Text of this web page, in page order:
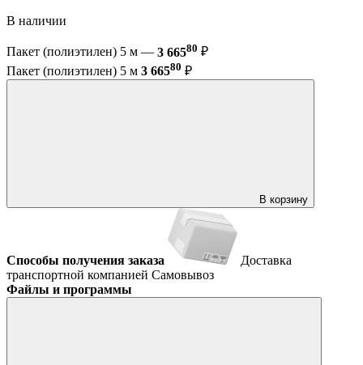
В наличии
Пакет (полиэтилен) 5 м — 3 66580 ₽
Пакет (полиэтилен) 5 м 3 66580 ₽
В корзину
Способы получения заказа
Доставка
транспортной компанией Самовывоз
Файлы и программы